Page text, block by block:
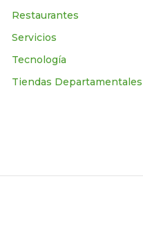
Restaurantes
Servicios
Tecnologí­a
Tiendas Departamentales